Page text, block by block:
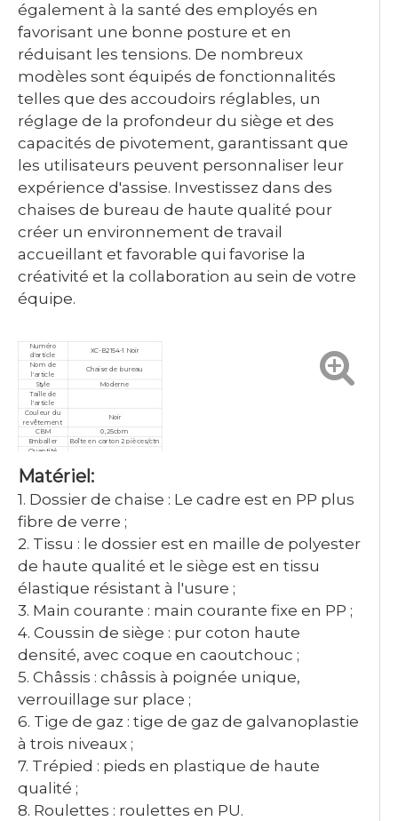
également à la santé des employés en
favorisant une bonne posture et en
réduisant les tensions. De nombreux
modèles sont équipés de fonctionnalités
telles que des accoudoirs réglables, un
réglage de la profondeur du siège et des
capacités de pivotement, garantissant que
les utilisateurs peuvent personnaliser leur
expérience d'assise. Investissez dans des
chaises de bureau de haute qualité pour
créer un environnement de travail
accueillant et favorable qui favorise la
créativité et la collaboration au sein de votre
équipe.
Numéro
d'article
XC-B2154-1 Noir
Nom de
l'article
Chaise de bureau
Style
Moderne
Taille de
l'article
Couleur du
revêtement
Noir
CBM
0,25cbm
Emballer Boîte en carton 2 pièces/ctn
Quantité
commande
Garantie
Certificat ISO9001/ISO14001/ISO18001
Matériel:
1. Dossier de chaise : Le cadre est en PP plus
fibre de verre ;
2. Tissu : le dossier est en maille de polyester
de haute qualité et le siège est en tissu
élastique résistant à l'usure ;
3. Main courante : main courante fixe en PP ;
4. Coussin de siège : pur coton haute
densité, avec coque en caoutchouc ;
5. Châssis : châssis à poignée unique,
verrouillage sur place ;
6. Tige de gaz : tige de gaz de galvanoplastie
à trois niveaux ;
7. Trépied : pieds en plastique de haute
qualité ;
8. Roulettes : roulettes en PU.